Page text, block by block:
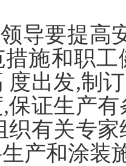
要提高
施和职
度出发,制
保证生产
织有关专
产和涂装